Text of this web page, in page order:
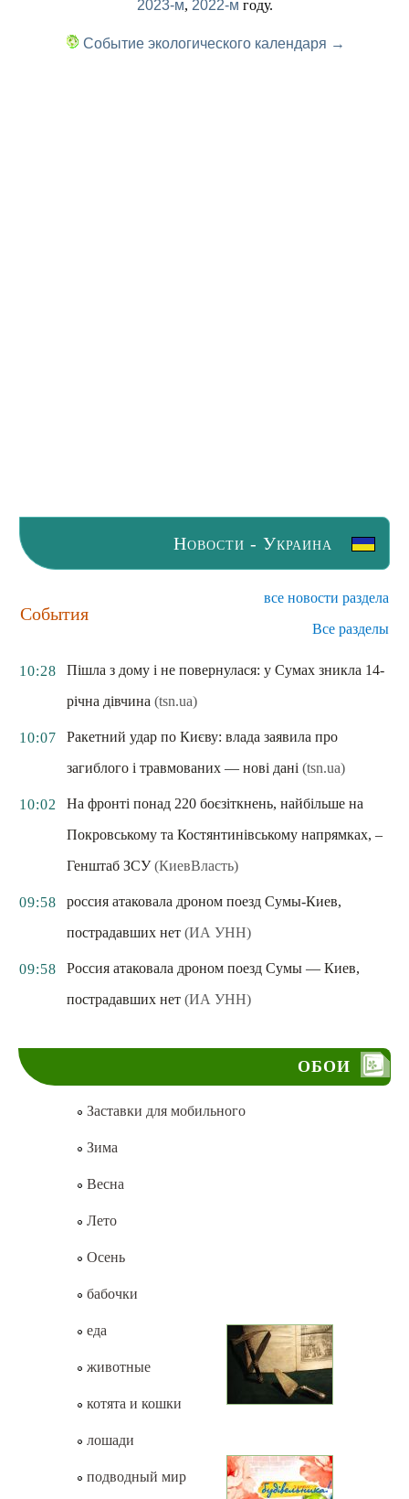
2023-м, 2022-м году.
Событие экологического календаря →
Новости - Украина
События
все новости раздела
Все разделы
10:28
Пішла з дому і не повернулася: у Сумах зникла 14-
річна дівчина (tsn.ua)
10:07
Ракетний удар по Києву: влада заявила про
загиблого і травмованих — нові дані (tsn.ua)
10:02
На фронті понад 220 боєзіткнень, найбільше на
Покровському та Костянтинівському напрямках, –
Генштаб ЗСУ (КиевВласть)
09:58
россия атаковала дроном поезд Сумы-Киев,
пострадавших нет (ИА УНН)
09:58
Россия атаковала дроном поезд Сумы — Киев,
пострадавших нет (ИА УНН)
ОБОИ
Заставки для мобильного
Зима
Весна
Лето
Осень
бабочки
еда
животные
котята и кошки
лошади
подводный мир